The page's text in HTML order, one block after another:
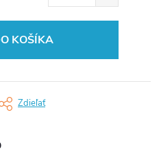
KOŠÍKA
Zdieľať